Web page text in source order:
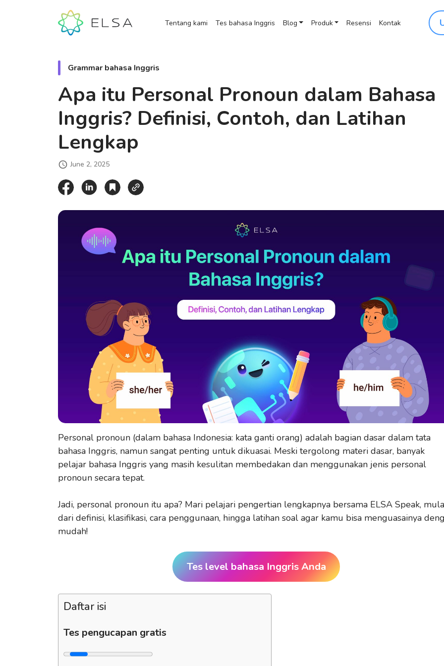
Tentang kami Tes bahasa Inggris Blog Produk Resensi Kontak
Grammar bahasa Inggris
Apa itu Personal Pronoun dalam Bahasa
Inggris? Definisi, Contoh, dan Latihan
Lengkap
June 2, 2025
Personal pronoun (dalam bahasa Indonesia: kata ganti orang) adalah bagian dasar dalam tata
bahasa Inggris, namun sangat penting untuk dikuasai. Meski tergolong materi dasar, banyak
pelajar bahasa Inggris yang masih kesulitan membedakan dan menggunakan jenis personal
pronoun secara tepat.
Jadi, personal pronoun itu apa? Mari pelajari pengertian lengkapnya bersama ELSA Speak,
dari definisi, klasifikasi, cara penggunaan, hingga latihan soal agar kamu bisa menguasainya
mudah!
Tes level bahasa Inggris Anda
Daftar isi
Tes pengucapan gratis